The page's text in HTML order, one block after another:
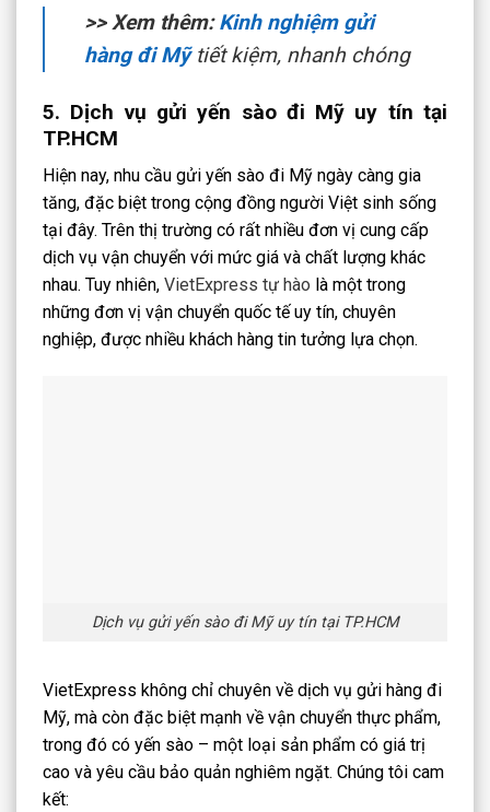
>> Xem thêm: Kinh nghiệm gửi
hàng đi Mỹtiết kiệm, nhanh chóng
5. Dịch vụ gửi yến sào đi Mỹ uy tín tại
TP.HCM
Hiện nay, nhu cầu gửi yến sào đi Mỹ ngày càng gia
tăng, đặc biệt trong cộng đồng người Việt sinh sống
tại đây. Trên thị trường có rất nhiều đơn vị cung cấp
dịch vụ vận chuyển với mức giá và chất lượng khác
nhau. Tuy nhiên, VietExpress tự hào là một trong
những đơn vị vận chuyển quốc tế uy tín, chuyên
nghiệp, được nhiều khách hàng tin tưởng lựa chọn.
Dịch vụ gửi yến sào đi Mỹ uy tín tại TP.HCM
VietExpress không chỉ chuyên về dịch vụ gửi hàng đi
Mỹ, mà còn đặc biệt mạnh về vận chuyển thực phẩm,
trong đó có yến sào – một loại sản phẩm có giá trị
cao và yêu cầu bảo quản nghiêm ngặt. Chúng tôi cam
kết: